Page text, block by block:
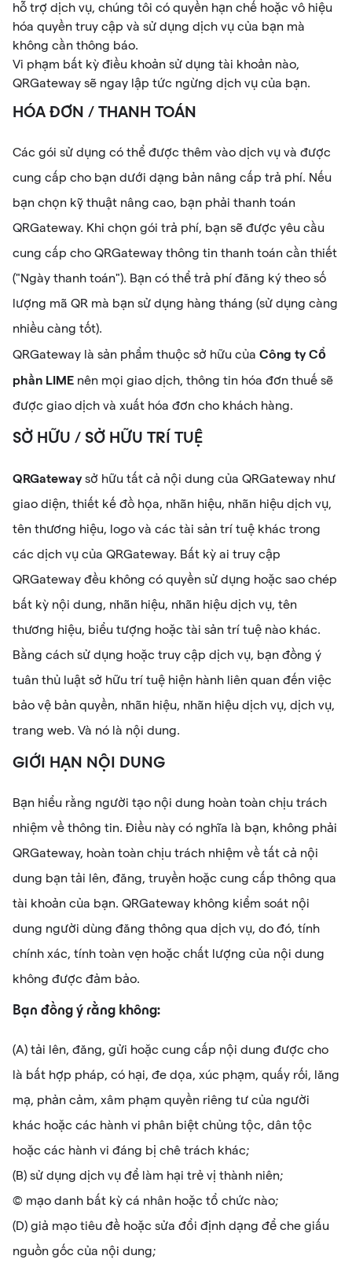
hỗ trợ dịch vụ, chúng tôi có quyền hạn chế hoặc vô hiệu
hóa quyền truy cập và sử dụng dịch vụ của bạn mà
không cần thông báo.
Vi phạm bất kỳ điều khoản sử dụng tài khoản nào,
QRGateway sẽ ngay lập tức ngừng dịch vụ của bạn.
HÓA ĐƠN / THANH TOÁN
Các gói sử dụng có thể được thêm vào dịch vụ và được
cung cấp cho bạn dưới dạng bản nâng cấp trả phí. Nếu
bạn chọn kỹ thuật nâng cao, bạn phải thanh toán
QRGateway. Khi chọn gói trả phí, bạn sẽ được yêu cầu
cung cấp cho QRGateway thông tin thanh toán cần thiết
("Ngày thanh toán"). Bạn có thể trả phí đăng ký theo số
lượng mã QR mà bạn sử dụng hàng tháng (sử dụng càng
nhiều càng tốt).
QRGateway là sản phẩm thuộc sở hữu của Công ty Cổ
phần LIME nên mọi giao dịch, thông tin hóa đơn thuế sẽ
được giao dịch và xuất hóa đơn cho khách hàng.
SỞ HỮU / SỞ HỮU TRÍ TUỆ
QRGatewaysở hữu tất cả nội dung của QRGateway như
giao diện, thiết kế đồ họa, nhãn hiệu, nhãn hiệu dịch vụ,
tên thương hiệu, logo và các tài sản trí tuệ khác trong
các dịch vụ của QRGateway. Bất kỳ ai truy cập
QRGateway đều không có quyền sử dụng hoặc sao chép
bất kỳ nội dung, nhãn hiệu, nhãn hiệu dịch vụ, tên
thương hiệu, biểu tượng hoặc tài sản trí tuệ nào khác.
Bằng cách sử dụng hoặc truy cập dịch vụ, bạn đồng ý
tuân thủ luật sở hữu trí tuệ hiện hành liên quan đến việc
bảo vệ bản quyền, nhãn hiệu, nhãn hiệu dịch vụ, dịch vụ,
trang web. Và nó là nội dung.
GIỚI HẠN NỘI DUNG
Bạn hiểu rằng người tạo nội dung hoàn toàn chịu trách
nhiệm về thông tin. Điều này có nghĩa là bạn, không phải
QRGateway, hoàn toàn chịu trách nhiệm về tất cả nội
dung bạn tải lên, đăng, truyền hoặc cung cấp thông qua
tài khoản của bạn. QRGateway không kiểm soát nội
dung người dùng đăng thông qua dịch vụ, do đó, tính
chính xác, tính toàn vẹn hoặc chất lượng của nội dung
không được đảm bảo.
Bạn đồng ý rằng không:
(A) tải lên, đăng, gửi hoặc cung cấp nội dung được cho
là bất hợp pháp, có hại, đe dọa, xúc phạm, quấy rối, lăng
mạ, phản cảm, xâm phạm quyền riêng tư của người
khác hoặc các hành vi phân biệt chủng tộc, dân tộc
hoặc các hành vi đáng bị chê trách khác;
(B) sử dụng dịch vụ để làm hại trẻ vị thành niên;
(C) mạo danh bất kỳ cá nhân hoặc tổ chức nào;
(D) giả mạo tiêu đề hoặc sửa đổi định dạng để che giấu
nguồn gốc của nội dung;